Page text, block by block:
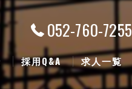
052-760-7255
採用Q&A 求人一覧